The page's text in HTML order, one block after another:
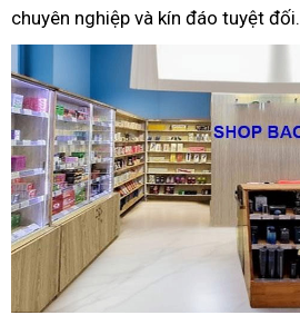
chuyên nghiệp và kín đáo tuyệt đối.